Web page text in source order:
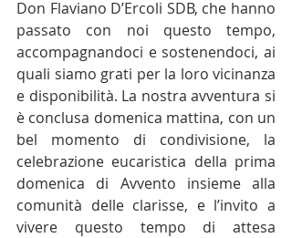
Don Flaviano D’Ercoli SDB, che hanno
passato con noi questo tempo,
accompagnandoci e sostenendoci, ai
quali siamo grati per la loro vicinanza
e disponibilità. La nostra avventura si
è conclusa domenica mattina, con un
bel momento di condivisione, la
celebrazione eucaristica della prima
domenica di Avvento insieme alla
comunità delle clarisse, e l’invito a
vivere questo tempo di attesa